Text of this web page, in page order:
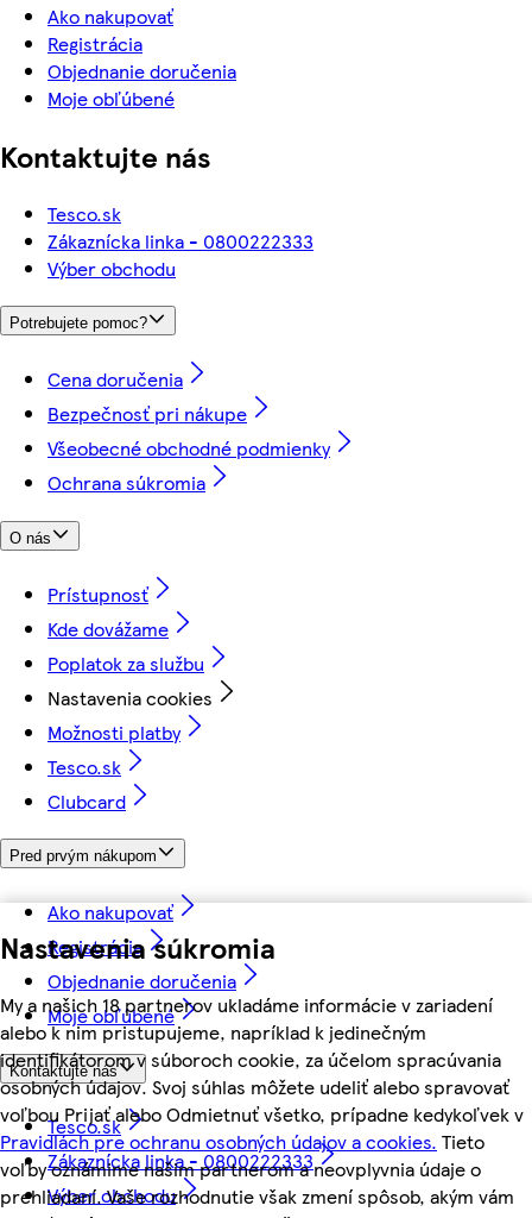
Nastavenia súkromia
My a našich 18 partnerov ukladáme informácie v zariadení
alebo k nim pristupujeme, napríklad k jedinečným
identifikátorom v súboroch cookie, za účelom spracúvania
osobných údajov. Svoj súhlas môžete udeliť alebo spravovať
voľbou Prijať alebo Odmietnuť všetko, prípadne kedykoľvek v
Pravidlách pre ochranu osobných údajov a cookies. Tieto
voľby oznámime našim partnerom a neovplyvnia údaje o
prehliadaní. Vaše rozhodnutie však zmení spôsob, akým vám
Ako nakupovať
Registrácia
Objednanie doručenia
Moje obľúbené
Kontaktujte nás
Tesco.sk
Zákaznícka linka - 0800222333
Výber obchodu
Potrebujete pomoc?
Cena doručenia
Bezpečnosť pri nákupe
Všeobecné obchodné podmienky
Ochrana súkromia
O nás
Prístupnosť
Kde dovážame
Poplatok za službu
Nastavenia cookies
Možnosti platby
Tesco.sk
Clubcard
Pred prvým nákupom
Ako nakupovať
Registrácia
Objednanie doručenia
Moje obľúbené
Kontaktujte nás
Tesco.sk
Zákaznícka linka - 0800222333
Výber obchodu